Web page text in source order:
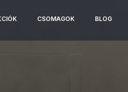
CSOMAGOK BLOG